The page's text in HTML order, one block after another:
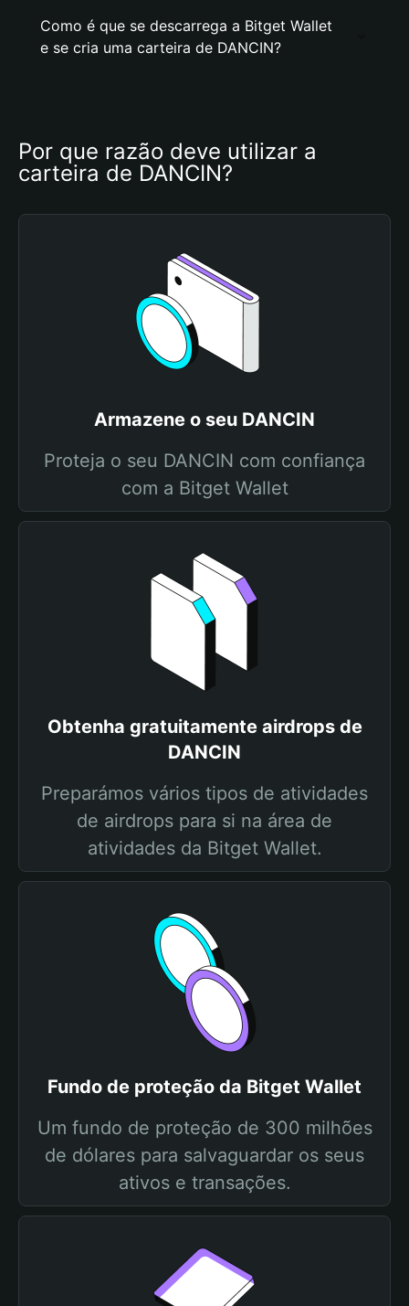
Como é que se descarrega a Bitget Wallet
e se cria uma carteira de DANCIN?
Por que razão deve utilizar a
carteira de DANCIN?
Armazene o seu DANCIN
Proteja o seu DANCIN com confiança
com a Bitget Wallet
Obtenha gratuitamente airdrops de
DANCIN
Preparámos vários tipos de atividades
de airdrops para si na área de
atividades da Bitget Wallet.
Fundo de proteção da Bitget Wallet
Um fundo de proteção de 300 milhões
de dólares para salvaguardar os seus
ativos e transações.